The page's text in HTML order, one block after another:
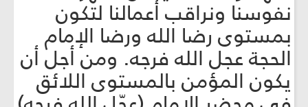
نفوسنا ونراقب أعمالنا لتكون
بمستوى رضا الله ورضا الإمام
الحجة عجل الله فرجه. ومن أجل أن
يكون المؤمن بالمستوى اللائق